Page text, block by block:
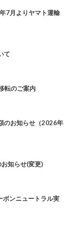
7月よりヤマト運輸
て
転のご案内
のお知らせ（2026年
知らせ(変更)
ボンニュートラル実